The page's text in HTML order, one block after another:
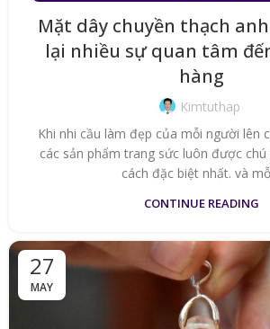
Mặt dây chuyền thạch
lại nhiều sự quan tâm
hàng
Kimtuthap
Khi nhi cầu làm đẹp của mỗi người lên
các sản phẩm trang sức luôn được chú
cách đặc biệt nhất. và
CONTINUE READING
27
MAY